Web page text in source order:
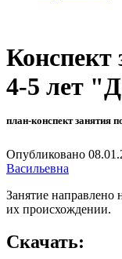
Конспект
4-5 лет
план-конспект занятия
Опубликовано
Васильевна
Занятие направлено
их происхождении.
Скачать: